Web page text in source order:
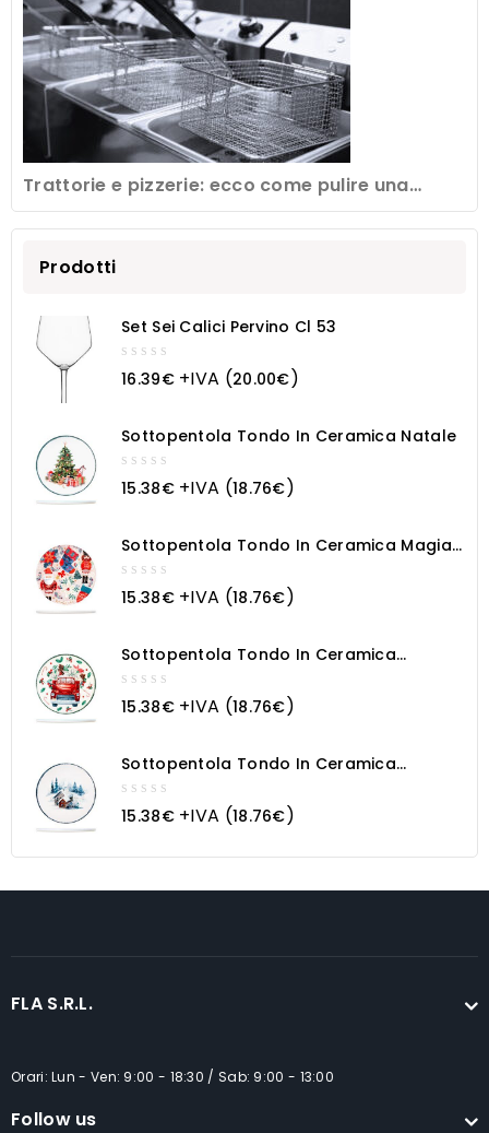
Trattorie e pizzerie: ecco come pulire una
friggitrice professionale
Prodotti
Set Sei Calici Pervino Cl 53
out
16.39€+IVA (20.00€)
Sottopentola Tondo In Ceramica Natale
out
15.38€+IVA (18.76€)
Sottopentola Tondo In Ceramica Magia
Natalizia
out
15.38€+IVA (18.76€)
Sottopentola Tondo In Ceramica
Macchina Natalizia
out
15.38€+IVA (18.76€)
Sottopentola Tondo In Ceramica
Paesaggio Innevato
out
15.38€+IVA (18.76€)
FLA S.R.L.
Orari: Lun - Ven: 9:00 - 18:30 / Sab: 9:00 - 13:00
Follow us